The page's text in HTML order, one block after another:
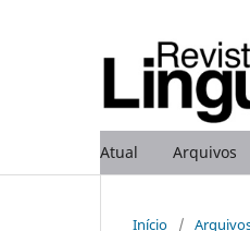
Atual Arquivos
Início /